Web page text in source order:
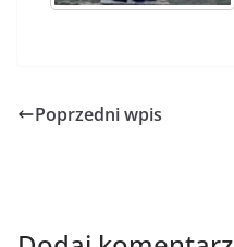
Poprzedni wpis